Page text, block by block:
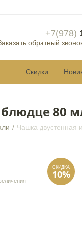
+7(978)
обратный
Скидки
80
/ Чашка двустенная